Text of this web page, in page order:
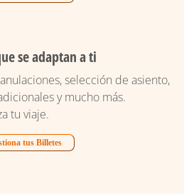
se adaptan a ti
selección de asiento,
y mucho más.
tu viaje.
tus Billetes